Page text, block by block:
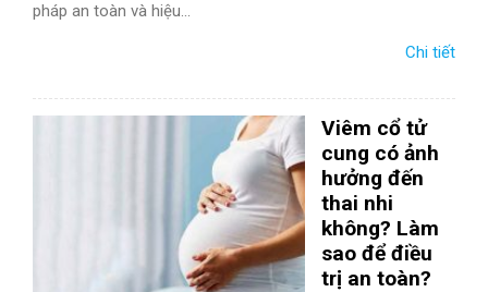
pháp an toàn và hiệu...
Chi tiết
Viêm cổ tử
cung có ảnh
hưởng đến
thai nhi
không? Làm
sao để điều
trị an toàn?